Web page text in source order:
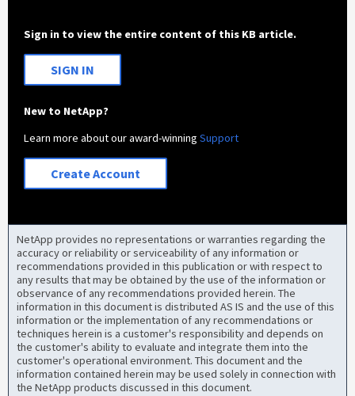
Sign in to view the entire content of this KB article.
SIGN IN
New to NetApp?
Learn more about our award-winningSupport
Create Account
NetApp provides no representations or warranties regarding the
accuracy or reliability or serviceability of any information or
recommendations provided in this publication or with respect to
any results that may be obtained by the use of the information or
observance of any recommendations provided herein. The
information in this document is distributed AS IS and the use of this
information or the implementation of any recommendations or
techniques herein is a customer's responsibility and depends on
the customer's ability to evaluate and integrate them into the
customer's operational environment. This document and the
information contained herein may be used solely in connection with
the NetApp products discussed in this document.